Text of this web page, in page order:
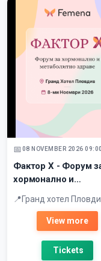
08 NOVEMBER 2026 09:00
Фактор Х - Форум
хормонално и
Гранд хотел
View more
Tickets